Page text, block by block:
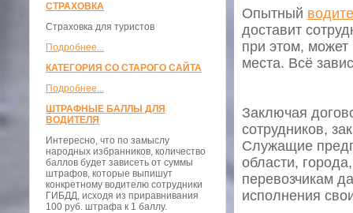
СТРАХОВКА
Страховка для туристов
Подробнее...
КАТЕГОРИЯ СО СТАРОГО САЙТА
Подробнее...
ШТРАФНЫЕ БАЛЛЫ ДЛЯ
ВОДИТЕЛЯ
Интересно, что по замыслу
народных избранников, количество
баллов будет зависеть от суммы
штрафов, которые выпишут
конкретному водителю сотрудники
ГИБДД, исходя из приравнивания
100 руб. штрафа к 1 баллу.
Опытный
доставит
при этом, может
места. Всё
Заключая
сотрудников,
Служащие
области,
перевозчикам
исполнения